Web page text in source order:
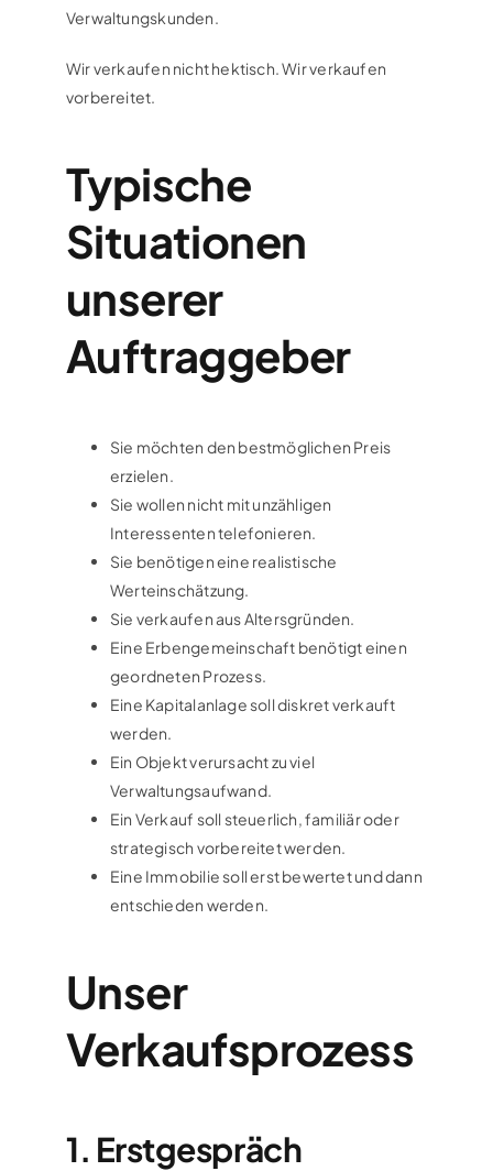
Verwaltungskunden.
Wir verkaufen nicht hektisch. Wir verkaufen
vorbereitet.
Typische
Situationen
unserer
Auftraggeber
Sie möchten den bestmöglichen Preis
erzielen.
Sie wollen nicht mit unzähligen
Interessenten telefonieren.
Sie benötigen eine realistische
Werteinschätzung.
Sie verkaufen aus Altersgründen.
Eine Erbengemeinschaft benötigt einen
geordneten Prozess.
Eine Kapitalanlage soll diskret verkauft
werden.
Ein Objekt verursacht zu viel
Verwaltungsaufwand.
Ein Verkauf soll steuerlich, familiär oder
strategisch vorbereitet werden.
Eine Immobilie soll erst bewertet und dann
entschieden werden.
Unser
Verkaufsprozess
1. Erstgespräch